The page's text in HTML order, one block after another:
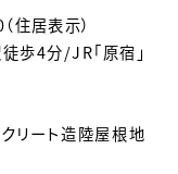
住居表示）
歩4分/JR「原宿」
リート造陸屋根地